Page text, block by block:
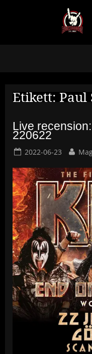
Etikett: Paul
Live
220622
Posted
2022-06-23 By